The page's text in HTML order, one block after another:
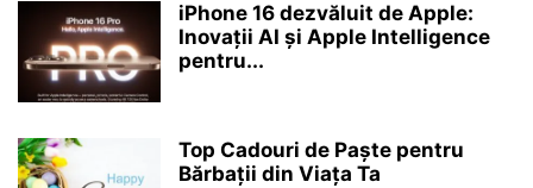
iPhone 16 dezvăluit de Apple:
Inovații AI și Apple Intelligence
pentru...
Top Cadouri de Paște pentru
Bărbații din Viața Ta